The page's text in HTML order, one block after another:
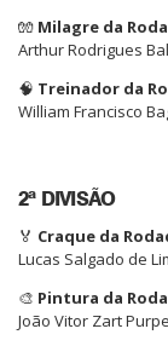
🧤 Milagre da
Arthur Rodrigues
🧠 Treinador da
William Francisco
2ª DIVISÃO
🏅 Craque da
Lucas Salgado de
🎨 Pintura da
João Vitor Zart